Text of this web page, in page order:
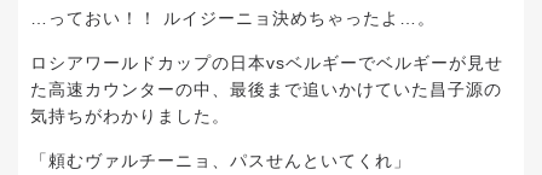
…っておい！！ ルイジーニョ決めちゃったよ…。
ロシアワールドカップの日本vsベルギーでベルギーが見せ
た高速カウンターの中、最後まで追いかけていた昌子源の
気持ちがわかりました。
「頼むヴァルチーニョ、パスせんといてくれ」